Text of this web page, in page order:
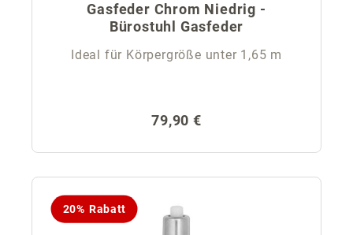
Gasfeder Chrom Niedrig -
Bürostuhl Gasfeder
Ideal für Körpergröße unter 1,65 m
Regulärer Preis:
79,90 €
20% Rabatt